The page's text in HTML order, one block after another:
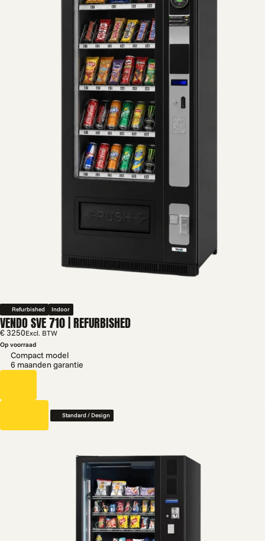
Refurbished Indoor
VENDO SVE 710 | REFURBISHED
€ 3250Excl. BTW
Op voorraad
Compact model
6 maanden garantie
Standard / Design